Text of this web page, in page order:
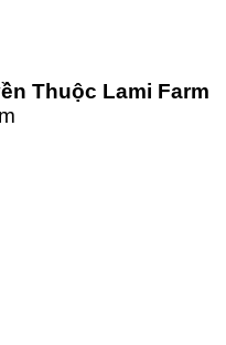
Thuộc Lami Farm